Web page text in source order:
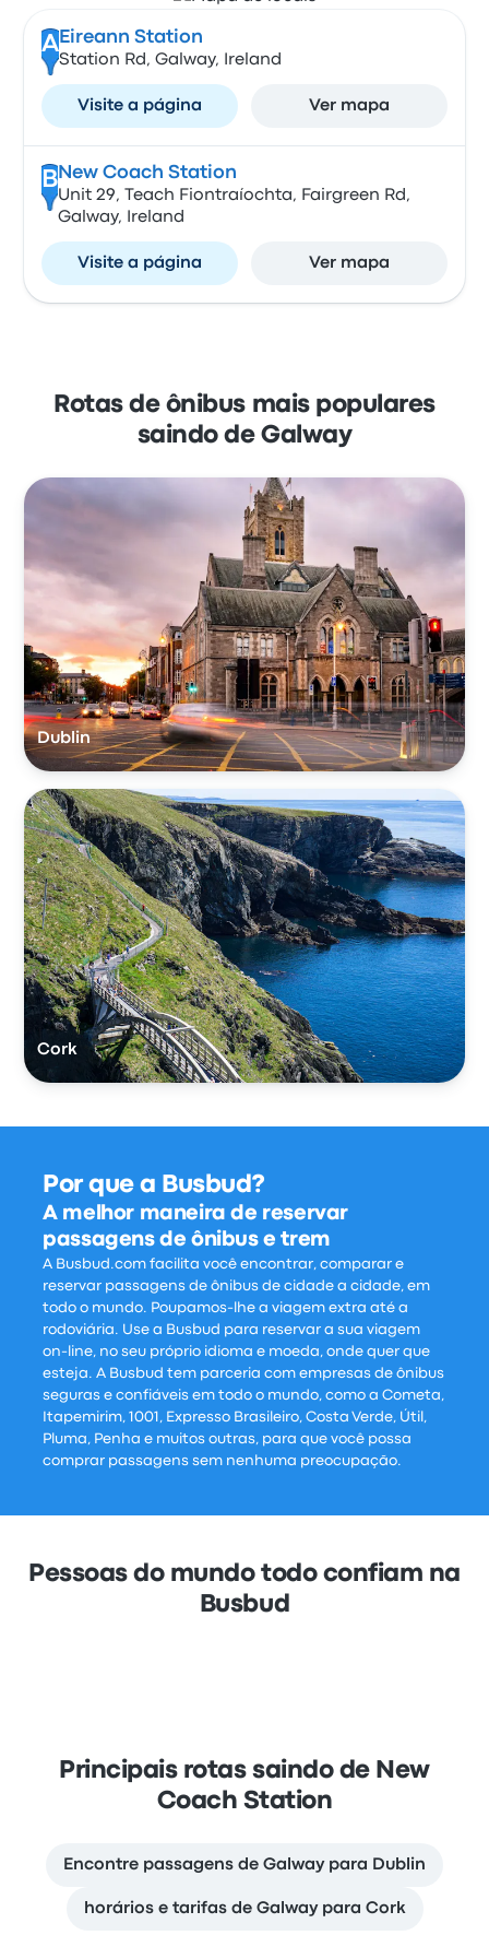
A Eireann Station
Station Rd, Galway, Ireland
Visite a página Ver mapa
B New Coach Station
Unit 29, Teach Fiontraíochta, Fairgreen Rd,
Galway, Ireland
Visite a página Ver mapa
Rotas de ônibus mais populares
saindo de Galway
Dublin
Cork
Por que a Busbud?
A melhor maneira de reservar
passagens de ônibus e trem
A Busbud.com facilita você encontrar, comparar e
reservar passagens de ônibus de cidade a cidade, em
todo o mundo. Poupamos-lhe a viagem extra até a
rodoviária. Use a Busbud para reservar a sua viagem
on-line, no seu próprio idioma e moeda, onde quer que
esteja. A Busbud tem parceria com ​​empresas de ônibus
seguras e confiáveis em todo o mundo, como a Cometa,
Itapemirim, 1001, Expresso Brasileiro, Costa Verde, Útil,
Pluma, Penha e muitos outras, para que você possa
comprar passagens sem nenhuma preocupação.
Pessoas do mundo todo confiam na
Busbud
Principais rotas saindo de New
Coach Station
Encontre passagens de Galway para Dublin
horários e tarifas de Galway para Cork